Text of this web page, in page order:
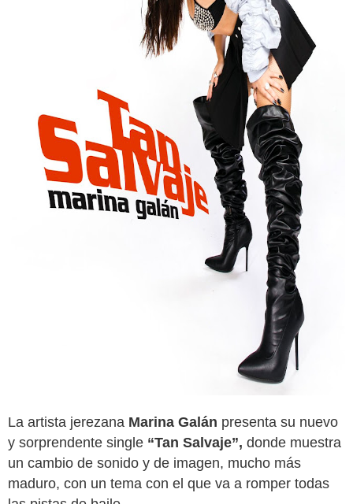
La artista jerezana Marina Galán presenta su nuevo
y sorprendente single “Tan Salvaje”, donde muestra
un cambio de sonido y de imagen, mucho más
maduro, con un tema con el que va a romper todas